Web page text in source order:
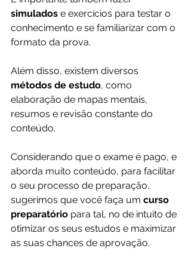
simulados e exercícios para testar o
conhecimento e se familiarizar com o
formato da prova.
Além disso, existem diversos
métodos de estudo, como
elaboração de mapas mentais,
resumos e revisão constante do
conteúdo.
Considerando que o exame é pago, e
aborda muito conteúdo, para facilitar
o seu processo de preparação,
sugerimos que você faça um curso
preparatório para tal, no de intuito de
otimizar os seus estudos e maximizar
as suas chances de aprovação.